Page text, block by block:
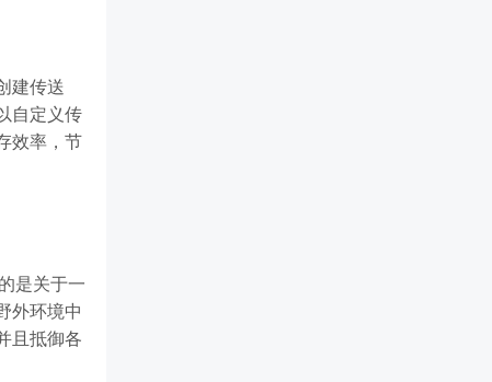
建传送
自定义传
效率，节
是关于一
外环境中
且抵御各